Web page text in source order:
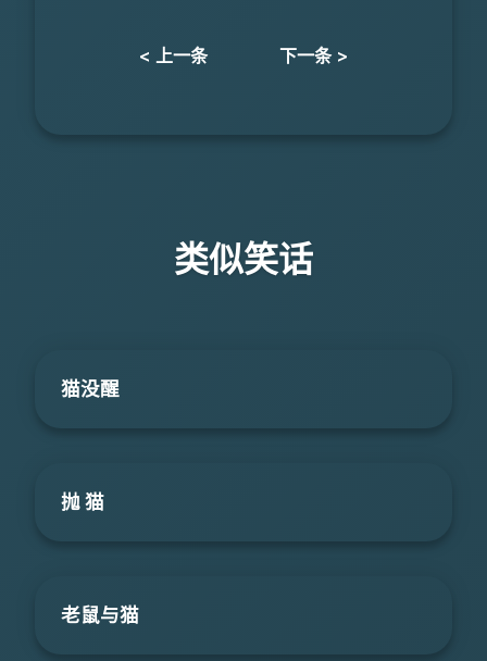
< 上一条 下一条 >
类似笑话
猫没醒
抛 猫
老鼠与猫